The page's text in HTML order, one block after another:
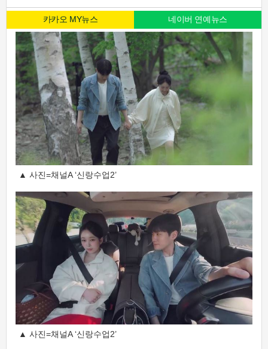
카카오 MY뉴스 네이버 연예뉴스
▲ 사진=채널A ‘신랑수업2’
▲ 사진=채널A ‘신랑수업2’